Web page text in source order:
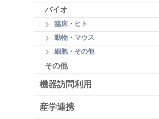
バイオ
臨床・ヒト
動物・マウス
細胞・その他
その他
機器訪問利用
産学連携